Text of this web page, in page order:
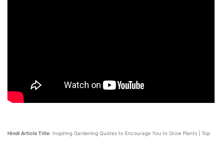
Hindi Article Title: Inspiring Gardening Quotes to Encourage You to Grow Plants | Top